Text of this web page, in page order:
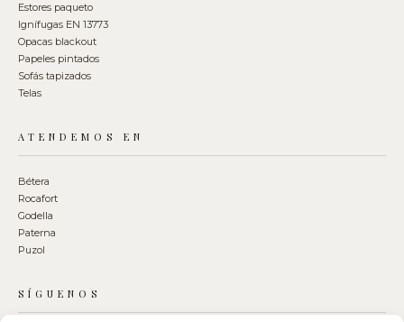
Estores paqueto
Ignífugas EN 13773
Opacas blackout
Papeles pintados
Sofás tapizados
Telas
ATENDEMOS EN
Bétera
Rocafort
Godella
Paterna
Puzol
SÍGUENOS